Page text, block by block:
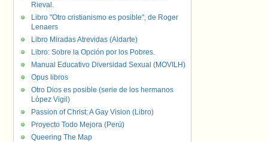
Rieval.
Libro "Otro cristianismo es posible", de Roger
Lenaers
Libro Miradas Atrevidas (Aldarte)
Libro: Sobre la Opción por los Pobres.
Manual Educativo Diversidad Sexual (MOVILH)
Opus libros
Otro Dios es posible (serie de los hermanos
López Vigil)
Passion of Christ: A Gay Vision (Libro)
Proyecto Todo Mejora (Perú)
Queering The Map